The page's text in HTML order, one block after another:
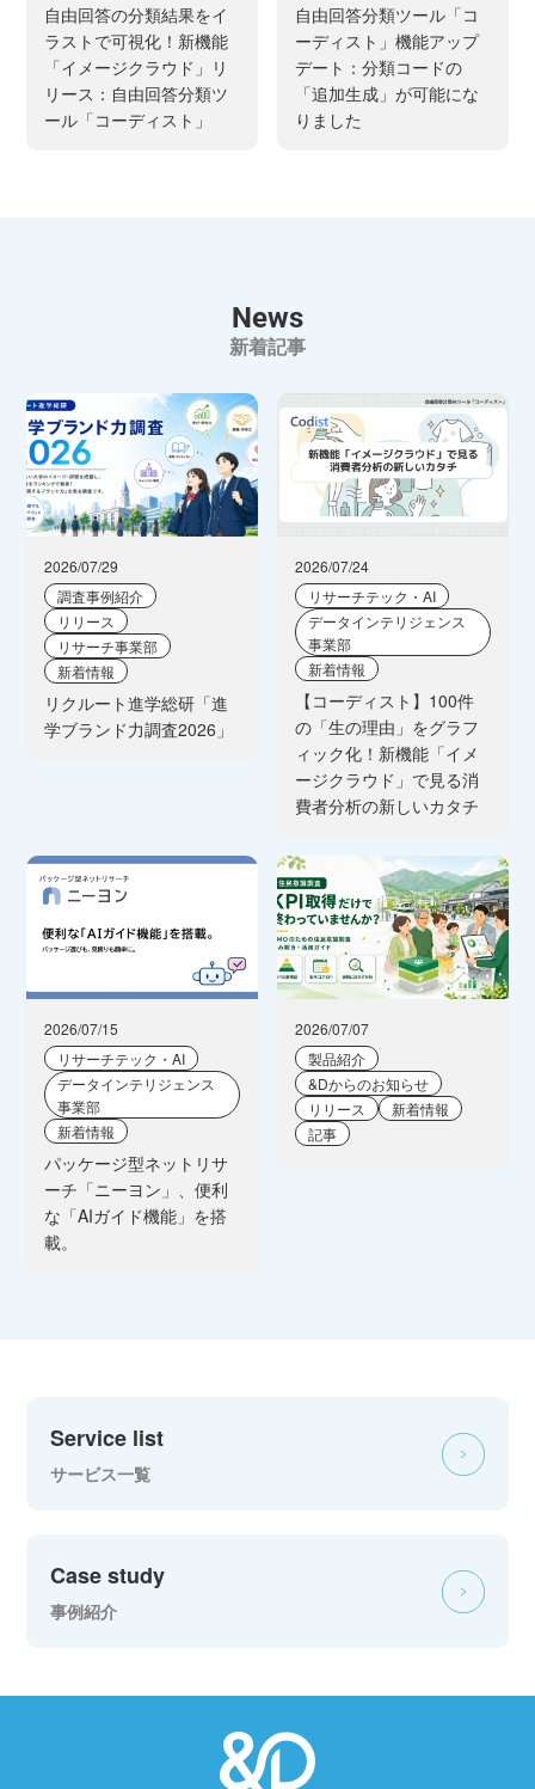
自由回答の分類結果をイ
ラストで可視化！新機能
「イメージクラウド」リ
リース：自由回答分類ツ
ール「コーディスト」
自由回答分類ツール「コ
ーディスト」機能アップ
デート：分類コードの
「追加生成」が可能にな
りました
News
新着記事
2026/07/29
調査事例紹介
リリース
リサーチ事業部
新着情報
リクルート進学総研「進
学ブランド力調査2026」
2026/07/24
リサーチテック・AI
データインテリジェンス
事業部
新着情報
【コーディスト】100件
の「生の理由」をグラフ
ィック化！新機能「イメ
ージクラウド」で見る消
費者分析の新しいカタチ
2026/07/15
リサーチテック・AI
データインテリジェンス
事業部
新着情報
パッケージ型ネットリサ
ーチ「ニーヨン」、便利
な「AIガイド機能」を搭
載。
2026/07/07
製品紹介
&Dからのお知らせ
リリース
新着情報
記事
Service list
サービス一覧
Case study
事例紹介